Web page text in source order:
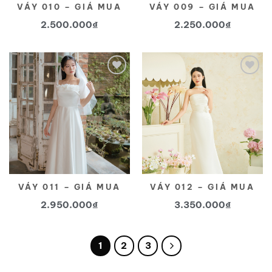
VÁY 010 – GIÁ MUA
2.500.000₫
VÁY 009 – GIÁ MUA
2.250.000₫
Yêu
thích
VÁY 011 – GIÁ MUA
2.950.000₫
thích
VÁY 012 – GIÁ MUA
3.350.000₫
1 2 3